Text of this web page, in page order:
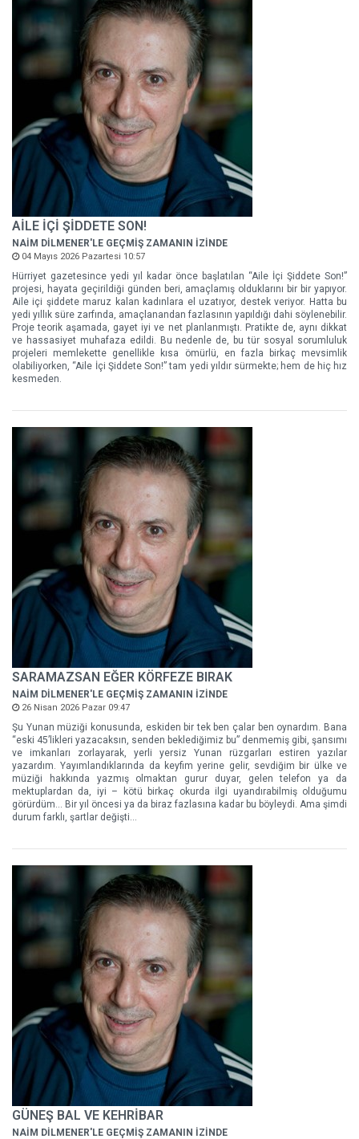
AİLE İÇİ ŞİDDETE SON!
NAİM DİLMENER'LE GEÇMİŞ ZAMANIN İZİNDE
04 Mayıs 2026 Pazartesi 10:57
Hürriyet gazetesince yedi yıl kadar önce başlatılan “Aile İçi Şiddete Son!”
projesi, hayata geçirildiği günden beri, amaçlamış olduklarını bir bir yapıyor.
Aile içi şiddete maruz kalan kadınlara el uzatıyor, destek veriyor. Hatta bu
yedi yıllık süre zarfında, amaçlanandan fazlasının yapıldığı dahi söylenebilir.
Proje teorik aşamada, gayet iyi ve net planlanmıştı. Pratikte de, aynı dikkat
ve hassasiyet muhafaza edildi. Bu nedenle de, bu tür sosyal sorumluluk
projeleri memlekette genellikle kısa ömürlü, en fazla birkaç mevsimlik
olabiliyorken, “Aile İçi Şiddete Son!” tam yedi yıldır sürmekte; hem de hiç hız
kesmeden.
SARAMAZSAN EĞER KÖRFEZE BIRAK
NAİM DİLMENER'LE GEÇMİŞ ZAMANIN İZİNDE
26 Nisan 2026 Pazar 09:47
Şu Yunan müziği konusunda, eskiden bir tek ben çalar ben oynardım. Bana
“eski 45’likleri yazacaksın, senden beklediğimiz bu” denmemiş gibi, şansımı
ve imkanları zorlayarak, yerli yersiz Yunan rüzgarları estiren yazılar
yazardım. Yayımlandıklarında da keyfim yerine gelir, sevdiğim bir ülke ve
müziği hakkında yazmış olmaktan gurur duyar, gelen telefon ya da
mektuplardan da, iyi – kötü birkaç okurda ilgi uyandırabilmiş olduğumu
görürdüm... Bir yıl öncesi ya da biraz fazlasına kadar bu böyleydi. Ama şimdi
durum farklı, şartlar değişti...
GÜNEŞ BAL VE KEHRİBAR
NAİM DİLMENER'LE GEÇMİŞ ZAMANIN İZİNDE